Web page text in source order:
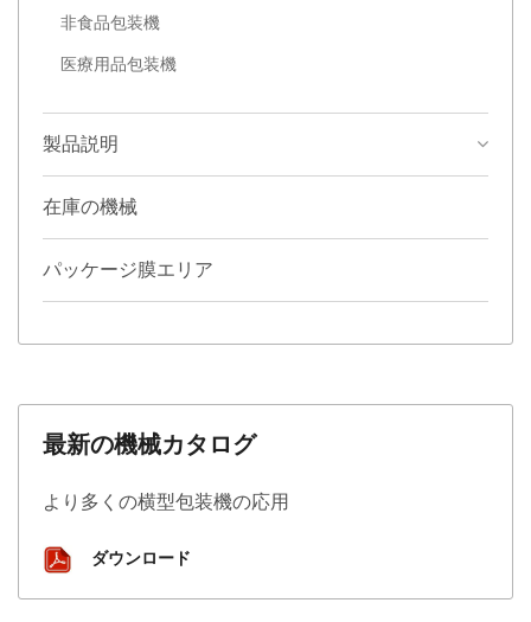
非食品包装機
医療用品包装機
製品説明
在庫の機械
パッケージ膜エリア
最新の機械カタログ
より多くの横型包装機の応用
ダウンロード